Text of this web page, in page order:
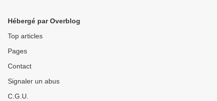
Hébergé par Overblog
Top articles
Pages
Contact
Signaler un abus
C.G.U.